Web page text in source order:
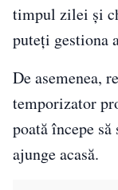
timpul zilei și
puteți gestiona
De asemenea,
temporizator
poată începe
ajunge acasă.